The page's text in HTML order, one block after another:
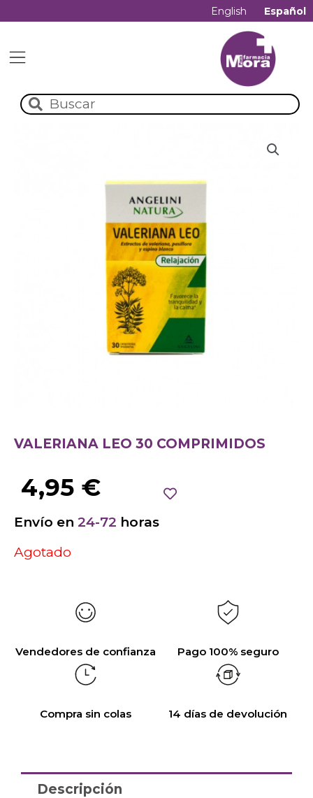
English Español
VALERIANA LEO 30 COMPRIMIDOS
4,95 €
Envío en 24-72 horas
Agotado
Vendedores de confianza Pago 100% seguro
Compra sin colas 14 días de devolución
Descripción